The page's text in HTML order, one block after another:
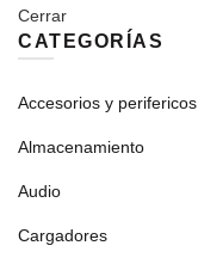
Cerrar
CATEGORÍAS
Accesorios y perifericos
Almacenamiento
Audio
Cargadores